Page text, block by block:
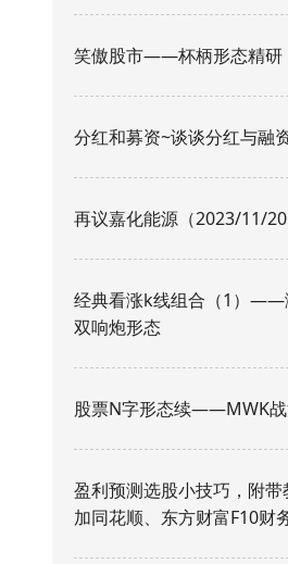
笑傲股市——杯柄形态精研
分红和募资~谈谈分红与融
再议嘉化能源（2023/11/20
经典看涨k线组合（1）——
双响炮形态
股票N字形态续——MWK战
盈利预测选股小技巧，附
加同花顺、东方财富F10财